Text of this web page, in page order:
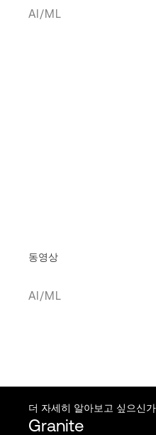
AI/ML
동영상
AI/ML
더 자세히 알아보고 싶으신
Granite